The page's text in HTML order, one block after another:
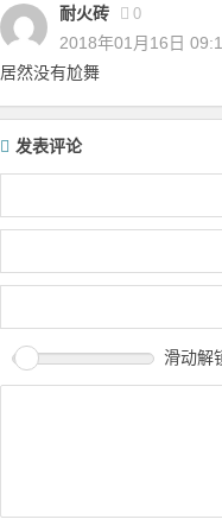
耐火砖 0
2018年01月16日
居然没有尬舞
发表评论
滑动解